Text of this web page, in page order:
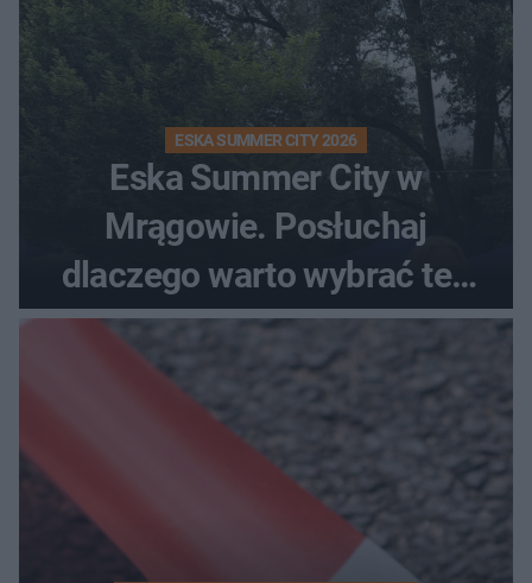
ESKA SUMMER CITY 2026
Eska Summer City w
Mrągowie. Posłuchaj
dlaczego warto wybrać ten
kierunek na urlop!